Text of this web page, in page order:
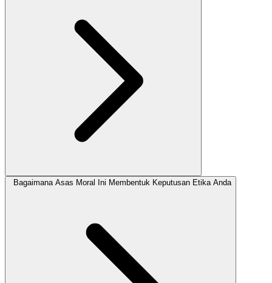
Bagaimana Asas Moral Ini Membentuk Keputusan Etika Anda